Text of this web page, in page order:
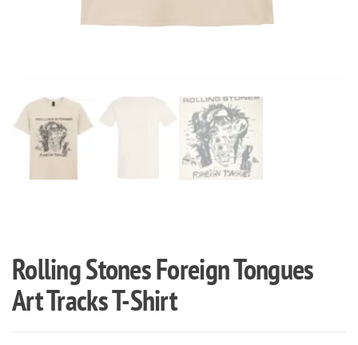
Rolling Stones Foreign Tongues
Art Tracks T-Shirt